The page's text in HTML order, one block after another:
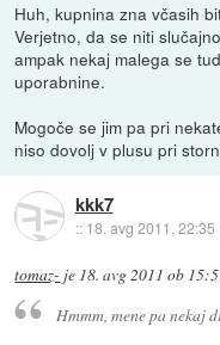
Huh, kupnina zna včasih
Verjetno, da se niti
ampak nekaj malega se
uporabnine.
Mogoče se jim pa pri
niso dovolj v plusu pri
kkk7
:: 18. avg 2011, 22:35
tomaz- je 18. avg 2011 ob
Hmmm, mene pa nekaj